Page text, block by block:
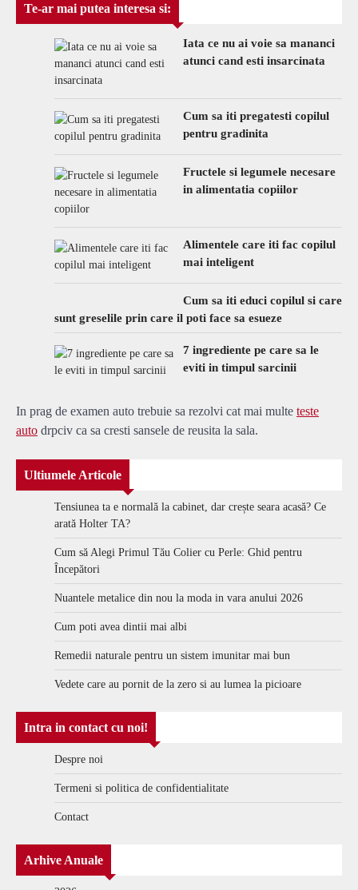
Te-ar mai putea interesa si:
Iata ce nu ai voie sa mananci
atunci cand esti insarcinata
Cum sa iti pregatesti copilul
pentru gradinita
Fructele si legumele necesare
in alimentatia copiilor
Alimentele care iti fac copilul
mai inteligent
Cum sa iti educi copilul si care
sunt greselile prin care il poti face sa esueze
7 ingrediente pe care sa le
eviti in timpul sarcinii
In prag de examen auto trebuie sa rezolvi cat mai multe teste
auto drpciv ca sa cresti sansele de reusita la sala.
Ultiumele Articole
Tensiunea ta e normală la cabinet, dar crește seara acasă? Ce
arată Holter TA?
Cum să Alegi Primul Tău Colier cu Perle: Ghid pentru
Începători
Nuantele metalice din nou la moda in vara anului 2026
Cum poti avea dintii mai albi
Remedii naturale pentru un sistem imunitar mai bun
Vedete care au pornit de la zero si au lumea la picioare
Intra in contact cu noi!
Despre noi
Termeni si politica de confidentialitate
Contact
Arhive Anuale